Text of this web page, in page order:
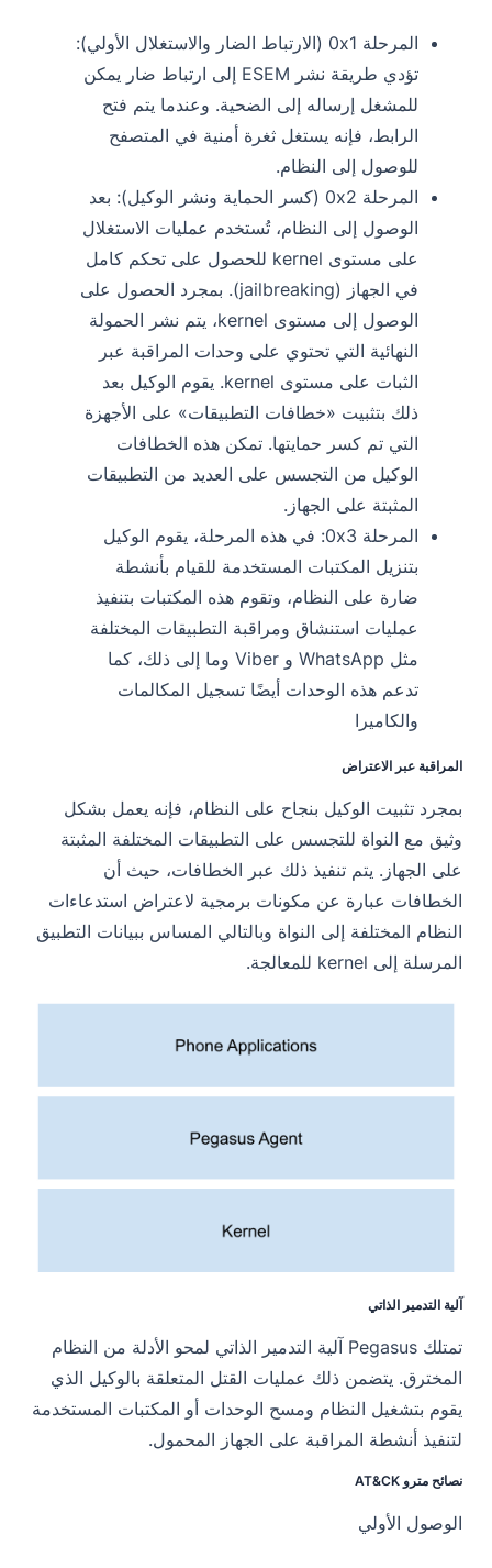
المرحلة 0x1 (الارتباط الضار والاستغلال الأولي):
تؤدي طريقة نشر ESEM إلى ارتباط ضار يمكن
للمشغل إرساله إلى الضحية. وعندما يتم فتح
الرابط، فإنه يستغل ثغرة أمنية في المتصفح
للوصول إلى النظام.
المرحلة 0x2 (كسر الحماية ونشر الوكيل): بعد
الوصول إلى النظام، تُستخدم عمليات الاستغلال
على مستوى kernel للحصول على تحكم كامل
في الجهاز (jailbreaking). بمجرد الحصول على
الوصول إلى مستوى kernel، يتم نشر الحمولة
النهائية التي تحتوي على وحدات المراقبة عبر
الثبات على مستوى kernel. يقوم الوكيل بعد
ذلك بتثبيت «خطافات التطبيقات» على الأجهزة
التي تم كسر حمايتها. تمكن هذه الخطافات
الوكيل من التجسس على العديد من التطبيقات
المثبتة على الجهاز.
المرحلة 0x3: في هذه المرحلة، يقوم الوكيل
بتنزيل المكتبات المستخدمة للقيام بأنشطة
ضارة على النظام، وتقوم هذه المكتبات بتنفيذ
عمليات استنشاق ومراقبة التطبيقات المختلفة
مثل WhatsApp و Viber وما إلى ذلك، كما
تدعم هذه الوحدات أيضًا تسجيل المكالمات
والكاميرا
المراقبة عبر الاعتراض
بمجرد تثبيت الوكيل بنجاح على النظام، فإنه يعمل بشكل
وثيق مع النواة للتجسس على التطبيقات المختلفة المثبتة
على الجهاز. يتم تنفيذ ذلك عبر الخطافات، حيث أن
الخطافات عبارة عن مكونات برمجية لاعتراض استدعاءات
النظام المختلفة إلى النواة وبالتالي المساس ببيانات التطبيق
المرسلة إلى kernel للمعالجة.
آلية التدمير الذاتي
تمتلك Pegasus آلية التدمير الذاتي لمحو الأدلة من النظام
المخترق. يتضمن ذلك عمليات القتل المتعلقة بالوكيل الذي
يقوم بتشغيل النظام ومسح الوحدات أو المكتبات المستخدمة
لتنفيذ أنشطة المراقبة على الجهاز المحمول.
نصائح مترو AT&CK
الوصول الأولي